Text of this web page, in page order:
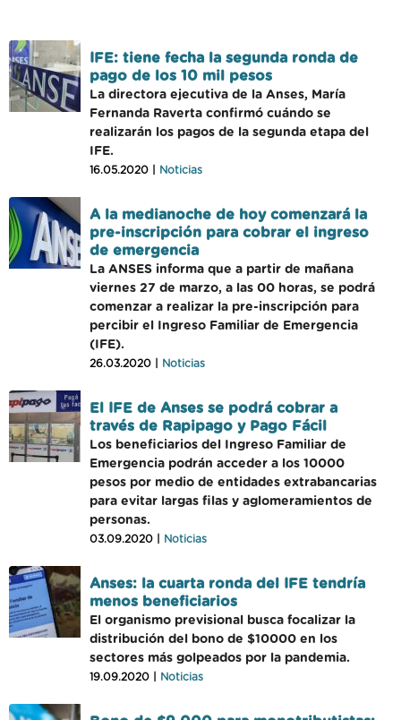
IFE: tiene fecha la segunda ronda de
pago de los 10 mil pesos
La directora ejecutiva de la Anses, María
Fernanda Raverta confirmó cuándo se
realizarán los pagos de la segunda etapa del
IFE.
16.05.2020 | Noticias
A la medianoche de hoy comenzará la
pre-inscripción para cobrar el ingreso
de emergencia
La ANSES informa que a partir de mañana
viernes 27 de marzo, a las 00 horas, se podrá
comenzar a realizar la pre-inscripción para
percibir el Ingreso Familiar de Emergencia
(IFE).
26.03.2020 | Noticias
El IFE de Anses se podrá cobrar a
través de Rapipago y Pago Fácil
Los beneficiarios del Ingreso Familiar de
Emergencia podrán acceder a los 10000
pesos por medio de entidades extrabancarias
para evitar largas filas y aglomeramientos de
personas.
03.09.2020 | Noticias
Anses: la cuarta ronda del IFE tendría
menos beneficiarios
El organismo previsional busca focalizar la
distribución del bono de $10000 en los
sectores más golpeados por la pandemia.
19.09.2020 | Noticias